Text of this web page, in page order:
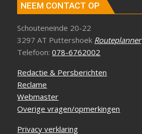
NEEM CONTACT OP
Schouteneinde 20-22
3297 AT Puttershoek Routeplanner
Telefoon:078-6762002
Redactie & Persberichten
Reclame
Webmaster
Overige vragen/opmerkingen
Privacy verklaring